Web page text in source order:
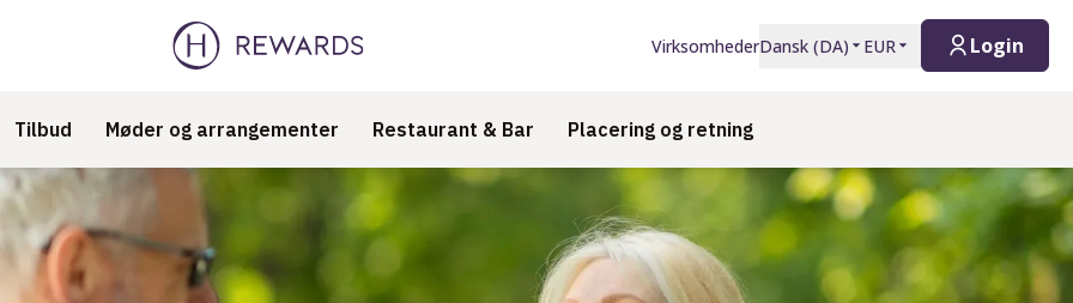
VirksomhederDansk (DA) EUR Login
Tilbud Møder og arrangementer Restaurant & Bar Placering og retning